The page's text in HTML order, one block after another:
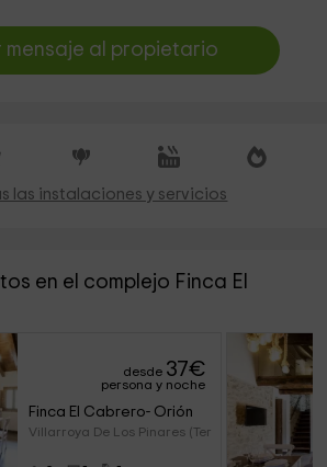
mensaje al propietario
las instalaciones y servicios
en el complejo Finca El
desde 37€
persona y noche
Finca El Cabrero- Orión
Villarroya De Los Pinares (Ter